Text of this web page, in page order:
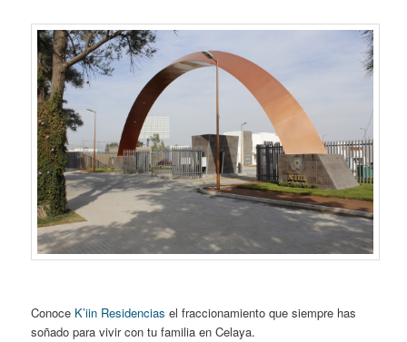
Conoce K’iin Residencias el fraccionamiento que siempre has
soñado para vivir con tu familia en Celaya.